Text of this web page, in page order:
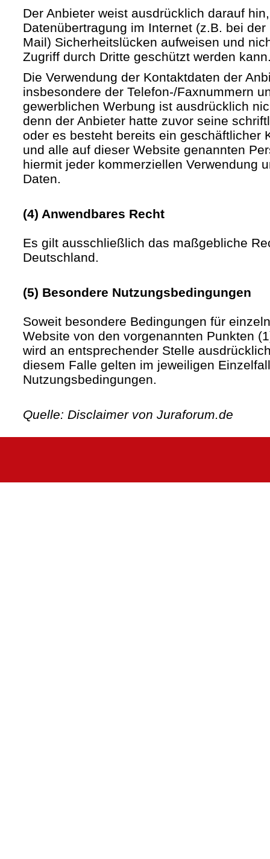
Der Anbieter weist ausdrücklich darauf
Datenübertragung im Internet (z.B. bei
Mail) Sicherheitslücken aufweisen und
Zugriff durch Dritte geschützt werden
Die Verwendung der Kontaktdaten der
insbesondere der Telefon-/Faxnummern
gewerblichen Werbung ist ausdrücklich
denn der Anbieter hatte zuvor seine
oder es besteht bereits ein geschäftlicher
und alle auf dieser Website genannten
hiermit jeder kommerziellen Verwendung
Daten.
(4) Anwendbares Recht
Es gilt ausschließlich das maßgebliche
Deutschland.
(5) Besondere Nutzungsbedingungen
Soweit besondere Bedingungen für
Website von den vorgenannten Punkten
wird an entsprechender Stelle
diesem Falle gelten im jeweiligen
Nutzungsbedingungen.
Quelle: Disclaimer von Juraforum.de